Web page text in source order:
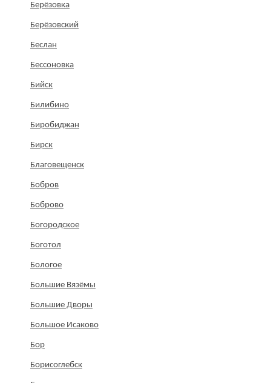
Берёзовка
Берёзовский
Беслан
Бессоновка
Бийск
Билибино
Биробиджан
Бирск
Благовещенск
Бобров
Боброво
Богородское
Боготол
Бологое
Большие Вязёмы
Большие Дворы
Большое Исаково
Бор
Борисоглебск